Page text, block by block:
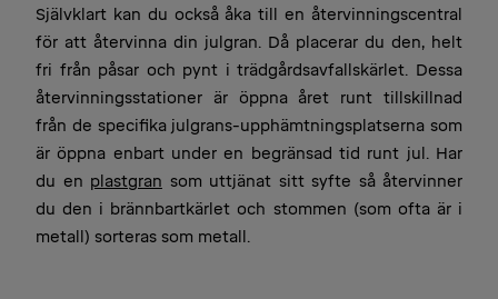
Självklart kan du också åka till en återvinningscentral
för att återvinna din julgran. Då placerar du den, helt
fri från påsar och pynt i trädgårdsavfallskärlet. Dessa
återvinningsstationer är öppna året runt tillskillnad
från de specifika julgrans-upphämtningsplatserna som
är öppna enbart under en begränsad tid runt jul. Har
du en plastgran som uttjänat sitt syfte så återvinner
du den i brännbartkärlet och stommen (som ofta är i
metall) sorteras som metall.